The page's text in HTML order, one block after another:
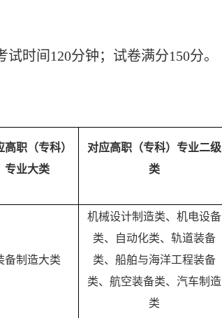
试时间 120分钟；试卷满分150分。
高职（专科）
专业大类
对应高职（专科）专业二级
类
备制造大类
机械设计制造类、机电设备
类、自动化类、轨道装备
类、船舶与海洋工程装备
类、航空装备类、汽车制造
类